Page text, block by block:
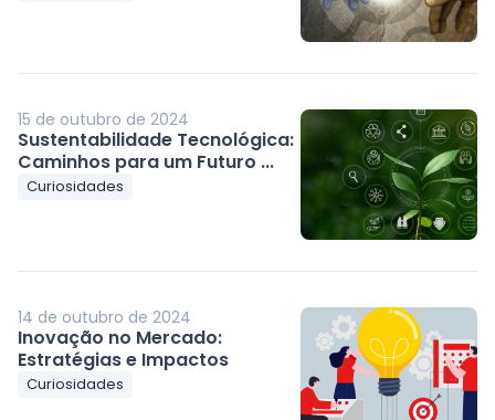
15 de outubro de 2024
Sustentabilidade Tecnológica:
Caminhos para um Futuro ...
Curiosidades
14 de outubro de 2024
Inovação no Mercado:
Estratégias e Impactos
Curiosidades